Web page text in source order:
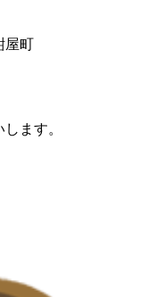
町
ます。